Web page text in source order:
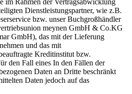
im Rahmen der Vertragsabwicklung
Dienstleistungspartner, wie z.B.
bzw. unser Buchgroßhändler
meynen GmbH & Co.KG
GmbH), das mit der Lieferung
und das mit
Kreditinstitut bzw.
den Fall eines In den Fällen der
Daten an Dritte beschränkt
Daten jedoch auf das